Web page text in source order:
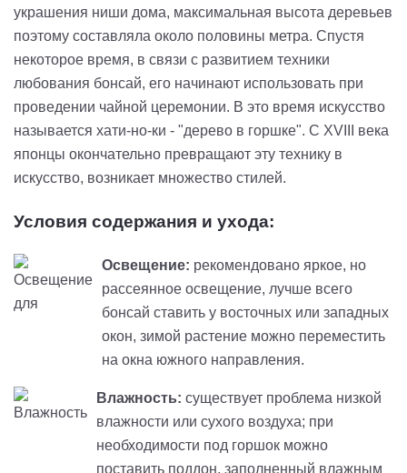
украшения ниши дома, максимальная высота деревьев
поэтому составляла около половины метра. Спустя
некоторое время, в связи с развитием техники
любования бонсай, его начинают использовать при
проведении чайной церемонии. В это время искусство
называется хати-но-ки - "дерево в горшке". С XVIII века
японцы окончательно превращают эту технику в
искусство, возникает множество стилей.
Условия содержания и ухода:
Освещение: рекомендовано яркое, но
рассеянное освещение, лучше всего
бонсай ставить у восточных или западных
окон, зимой растение можно переместить
на окна южного направления.
Влажность: существует проблема низкой
влажности или сухого воздуха; при
необходимости под горшок можно
поставить поддон, заполненный влажным